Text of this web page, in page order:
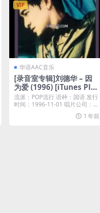
VIP
华语AAC音乐
[录音室专辑]刘德华 – 因
为爱 (1996) [iTunes Plu
s M4A]
流派：POP流行 语种：国语 发行
时间：1996-11-01 唱片公司：℗
1 年前